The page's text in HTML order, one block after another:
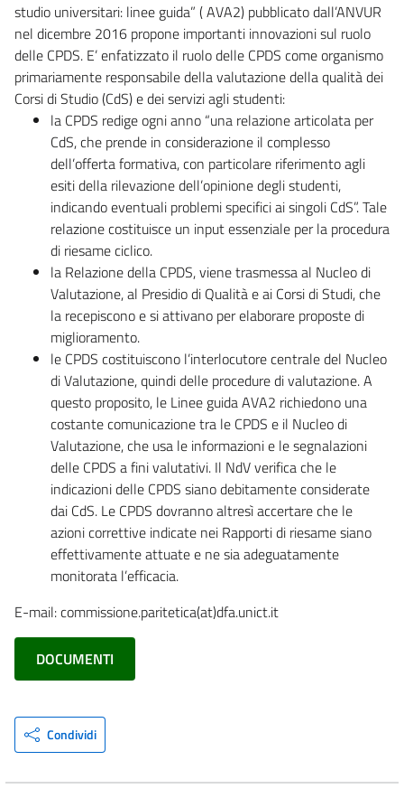
studio universitari: linee guida” ( AVA2) pubblicato dall’ANVUR
nel dicembre 2016 propone importanti innovazioni sul ruolo
delle CPDS. E’ enfatizzato il ruolo delle CPDS come organismo
primariamente responsabile della valutazione della qualità dei
Corsi di Studio (CdS) e dei servizi agli studenti:
la CPDS redige ogni anno “una relazione articolata per
CdS, che prende in considerazione il complesso
dell’offerta formativa, con particolare riferimento agli
esiti della rilevazione dell’opinione degli studenti,
indicando eventuali problemi specifici ai singoli CdS”. Tale
relazione costituisce un input essenziale per la procedura
di riesame ciclico.
la Relazione della CPDS, viene trasmessa al Nucleo di
Valutazione, al Presidio di Qualità e ai Corsi di Studi, che
la recepiscono e si attivano per elaborare proposte di
miglioramento.
le CPDS costituiscono l’interlocutore centrale del Nucleo
di Valutazione, quindi delle procedure di valutazione. A
questo proposito, le Linee guida AVA2 richiedono una
costante comunicazione tra le CPDS e il Nucleo di
Valutazione, che usa le informazioni e le segnalazioni
delle CPDS a fini valutativi. Il NdV verifica che le
indicazioni delle CPDS siano debitamente considerate
dai CdS. Le CPDS dovranno altresì accertare che le
azioni correttive indicate nei Rapporti di riesame siano
effettivamente attuate e ne sia adeguatamente
monitorata l’efficacia.
E-mail: commissione.paritetica(at)dfa.unict.it
DOCUMENTI
Condividi